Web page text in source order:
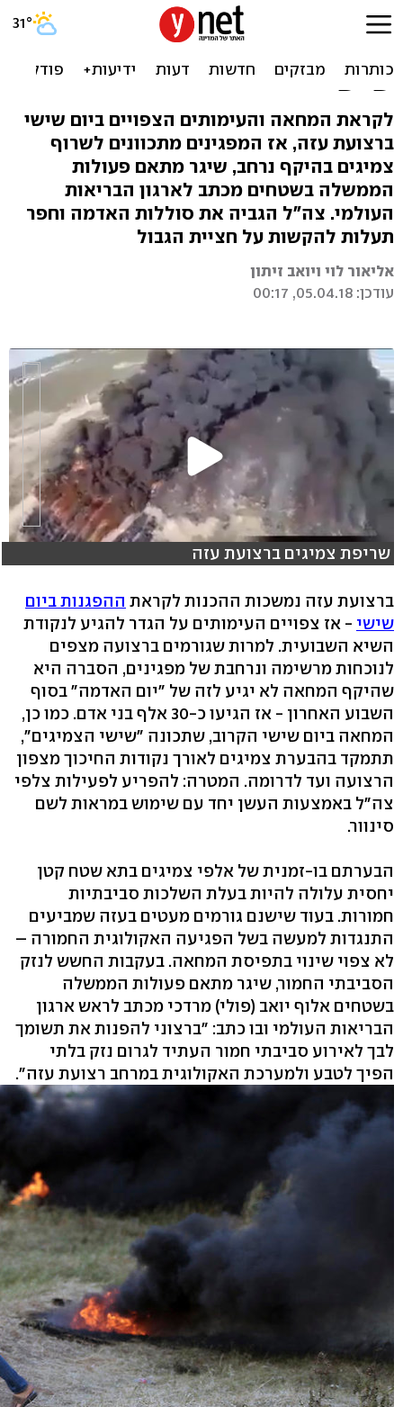
מסך העשן של חמאס:
"10,000 צמיגים יישרפו ביום
שישי"
לקראת המחאה והעימותים הצפויים ביום שישי
ברצועת עזה, אז המפגינים מתכוונים לשרוף
צמיגים בהיקף נרחב, שיגר מתאם פעולות
הממשלה בשטחים מכתב לארגון הבריאות
העולמי. צה"ל הגביה את סוללות האדמה וחפר
תעלות להקשות על חציית הגבול
אליאור לוי ויואב זיתון
עודכן: 05.04.18, 00:17
שריפת צמיגים ברצועת עזה
ברצועת עזה נמשכות ההכנות לקראת ההפגנות ביום
שישי - אז צפויים העימותים על הגדר להגיע לנקודת
השיא השבועית. למרות שגורמים ברצועה מצפים
לנוכחות מרשימה ונרחבת של מפגינים, הסברה היא
שהיקף המחאה לא יגיע לזה של "יום האדמה" בסוף
השבוע האחרון - אז הגיעו כ-30 אלף בני אדם. כמו כן,
המחאה ביום שישי הקרוב, שתכונה "שישי הצמיגים",
תתמקד בהבערת צמיגים לאורך נקודות החיכוך מצפון
הרצועה ועד לדרומה. המטרה: להפריע לפעילות צלפי
צה"ל באמצעות העשן יחד עם שימוש במראות לשם
סינוור.
הבערתם בו-זמנית של אלפי צמיגים בתא שטח קטן
יחסית עלולה להיות בעלת השלכות סביבתיות
חמורות. בעוד שישנם גורמים מעטים בעזה שמביעים
התנגדות למעשה בשל הפגיעה האקולוגית החמורה –
לא צפוי שינוי בתפיסת המחאה. בעקבות החשש לנזק
הסביבתי החמור, שיגר מתאם פעולות הממשלה
בשטחים אלוף יואב (פולי) מרדכי מכתב לראש ארגון
הבריאות העולמי ובו כתב: "ברצוני להפנות את תשומך
לבך לאירוע סביבתי חמור העתיד לגרום נזק בלתי
הפיך לטבע ולמערכת האקולוגית במרחב רצועת עזה".